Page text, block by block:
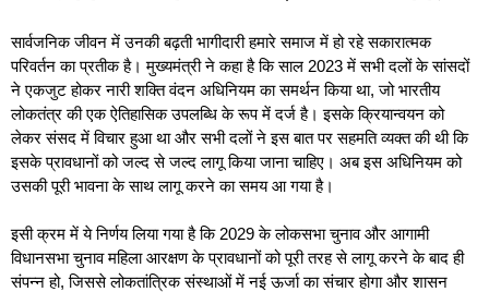
सार्वजनिक जीवन में उनकी बढ़ती भागीदारी हमारे समाज में हो रहे सकारात्मक
परिवर्तन का प्रतीक है। मुख्यमंत्री ने कहा है कि साल 2023 में सभी दलों के सांसदों
ने एकजुट होकर नारी शक्ति वंदन अधिनियम का समर्थन किया था, जो भारतीय
लोकतंत्र की एक ऐतिहासिक उपलब्धि के रूप में दर्ज है। इसके क्रियान्वयन को
लेकर संसद में विचार हुआ था और सभी दलों ने इस बात पर सहमति व्यक्त की थी कि
इसके प्रावधानों को जल्द से जल्द लागू किया जाना चाहिए। अब इस अधिनियम को
उसकी पूरी भावना के साथ लागू करने का समय आ गया है।
इसी क्रम में ये निर्णय लिया गया है कि 2029 के लोकसभा चुनाव और आगामी
विधानसभा चुनाव महिला आरक्षण के प्रावधानों को पूरी तरह से लागू करने के बाद ही
संपन्न हो, जिससे लोकतांत्रिक संस्थाओं में नई ऊर्जा का संचार होगा और शासन